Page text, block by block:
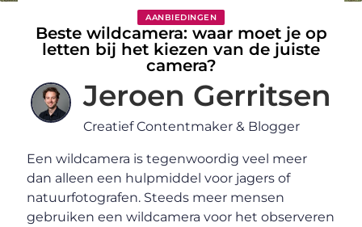
AANBIEDINGEN
Beste wildcamera: waar moet je op
letten bij het kiezen van de juiste
camera?
Jeroen Gerritsen
Creatief Contentmaker & Blogger
Een wildcamera is tegenwoordig veel meer
dan alleen een hulpmiddel voor jagers of
natuurfotografen. Steeds meer mensen
gebruiken een wildcamera voor het observeren